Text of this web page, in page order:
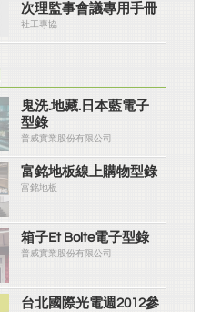
次理監事會議專用手冊
社工專協
鬼洗.地藏.日本藍電子
型錄
普威實業股份有限公司
富銘地板線上購物型錄
富銘地板
箱子Et Boite電子型錄
普威實業股份有限公司
台北國際光電週2012參